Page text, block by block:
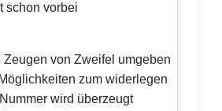
schon vorbei
Zeugen von Zweifel umgeben
zum widerlegen
wird überzeugt